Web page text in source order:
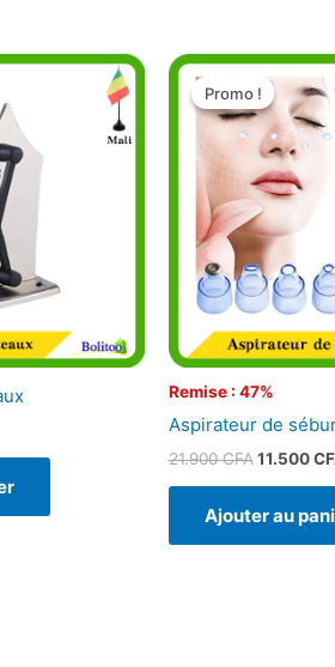
Promo !
Remise : 47%
Promo !
Aspirateur de
21.900CFA
Le
prix
initial
était :
21.900
11.500
Ajouter au